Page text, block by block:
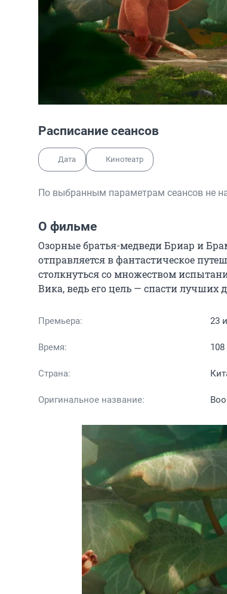
Расписание сеансов
Дата Кинотеатр
По выбранным параметрам сеансов не
О фильме
Озорные братья-медведи Бриар и
отправляется в фантастическое
столкнуться со множеством
Вика, ведь его цель — спасти лучших
Премьера: 23
Время:
Страна:
Оригинальное название: